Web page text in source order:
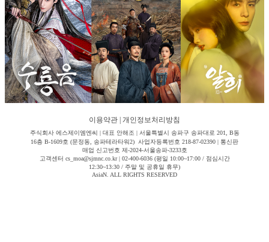
이용약관 개인정보처리방침
주식회사 에스제이엠엔씨 | 대표 안해조 | 서울특별시 송파구 송파대로 201, B동
16층 B-1609호 (문정동, 송파테라타워2) 사업자등록번호 218-87-02390 | 통신판
매업 신고번호 제-2024-서울송파-3233호
고객센터 cs_moa@sjmnc.co.kr | 02-400-6036 (평일 10:00~17:00 / 점심시간
12:30~13:30 / 주말 및 공휴일 휴무)
AsiaN. ALL RIGHTS RESERVED